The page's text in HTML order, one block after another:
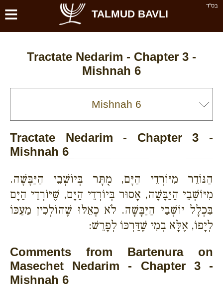
בס''ד ≡ TALMUD BAVLI
Tractate Nedarim - Chapter 3 -
Mishnah 6
Tractate Nedarim - Chapter 3 -
Mishnah 6
הַנּוֹדֵר מִיּוֹרְדֵי הַיָּם, מֻתָּר בְּיוֹשְׁבֵי הַיַּבָּשָׁה.
מִיּוֹשְׁבֵי הַיַּבָּשָׁה, אָסוּר בְּיוֹרְדֵי הַיָּם, שֶׁיּוֹרְדֵי הַיָּם
בִּכְלָל יוֹשְׁבֵי הַיַּבָּשָׁה. לֹא כָאֵלּוּ שֶׁהוֹלְכִין מֵעַכּוֹ
לְיָפוֹ, אֶלָּא בְמִי שֶׁדַּרְכּוֹ לְפָרֵשׁ:
Comments from Bartenura on
Masechet Nedarim - Chapter 3 -
Mishnah 6